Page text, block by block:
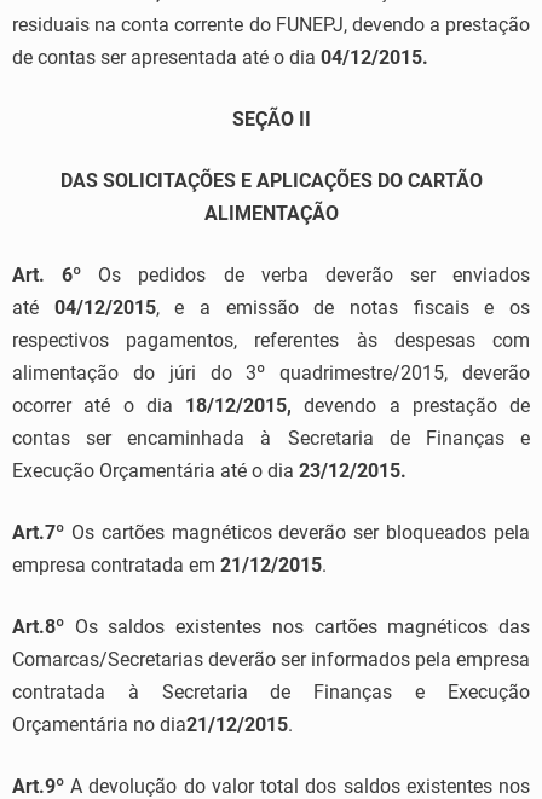
residuais na conta corrente do FUNEPJ, devendo a prestação
de contas ser apresentada até o dia 04/12/2015.
SEÇÃO II
DAS SOLICITAÇÕES E APLICAÇÕES DO CARTÃO
ALIMENTAÇÃO
Art. 6º Os pedidos de verba deverão ser enviados
até 04/12/2015, e a emissão de notas fiscais e os
respectivos pagamentos, referentes às despesas com
alimentação do júri do 3º quadrimestre/2015, deverão
ocorrer até o dia 18/12/2015,devendo a prestação de
contas ser encaminhada à Secretaria de Finanças e
Execução Orçamentária até o dia 23/12/2015.
Art.7º Os cartões magnéticos deverão ser bloqueados pela
empresa contratada em 21/12/2015.
Art.8º Os saldos existentes nos cartões magnéticos das
Comarcas/Secretarias deverão ser informados pela empresa
contratada à Secretaria de Finanças e Execução
Orçamentária no dia21/12/2015.
Art.9º A devolução do valor total dos saldos existentes nos